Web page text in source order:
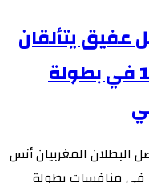
يتألقان
ويتأهلان إلى دور الـ16 في بطولة
البطلان المغربيان أنس
في منافسات بطولة